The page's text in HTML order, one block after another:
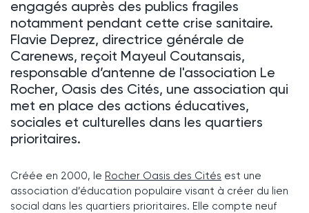
engagés auprès des publics fragiles
notamment pendant cette crise sanitaire.
Flavie Deprez, directrice générale de
Carenews, reçoit Mayeul Coutansais,
responsable d’antenne de l'association Le
Rocher, Oasis des Cités, une association qui
met en place des actions éducatives,
sociales et culturelles dans les quartiers
prioritaires.
Créée en 2000, le Rocher Oasis des Cités est une
association d’éducation populaire visant à créer du lien
social dans les quartiers prioritaires. Elle compte neuf